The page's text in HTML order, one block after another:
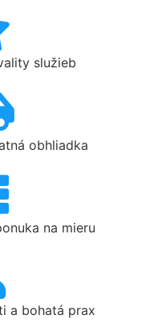
služieb
obhliadka
na mieru
a bohatá prax